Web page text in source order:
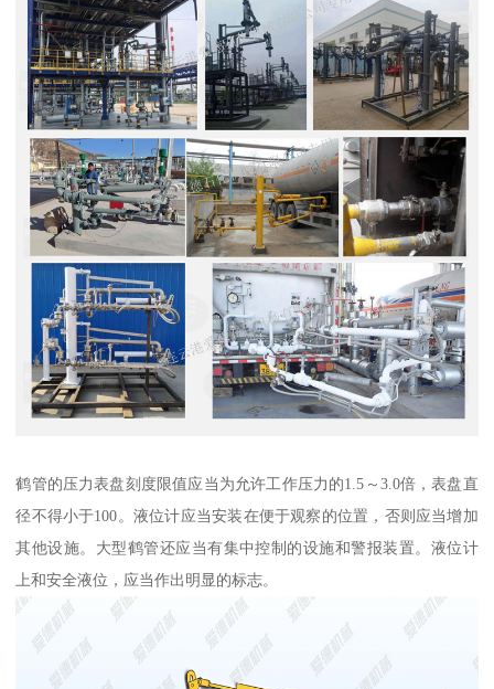
鹤管的压力表盘刻度限值应当为允许工作压力的1.5～3.0倍，表盘直
径不得小于100。液位计应当安装在便于观察的位置，否则应当增加
其他设施。大型鹤管还应当有集中控制的设施和警报装置。液位计
上和安全液位，应当作出明显的标志。